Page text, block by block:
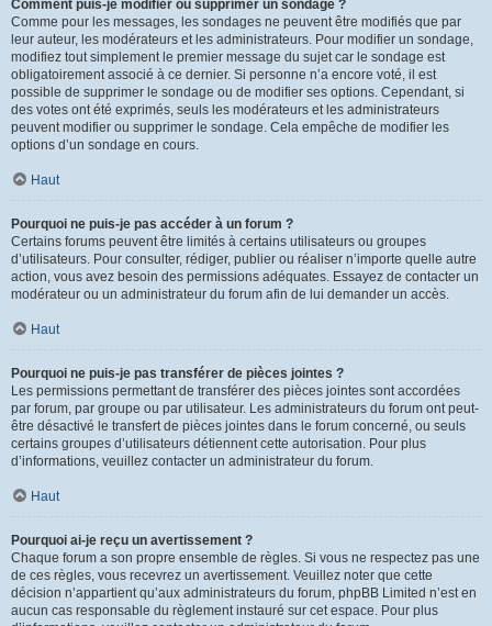
Comment puis-je modifier ou supprimer un sondage ?
Comme pour les messages, les sondages ne peuvent être modifiés que par
leur auteur, les modérateurs et les administrateurs. Pour modifier un sondage,
modifiez tout simplement le premier message du sujet car le sondage est
obligatoirement associé à ce dernier. Si personne n’a encore voté, il est
possible de supprimer le sondage ou de modifier ses options. Cependant, si
des votes ont été exprimés, seuls les modérateurs et les administrateurs
peuvent modifier ou supprimer le sondage. Cela empêche de modifier les
options d’un sondage en cours.
Haut
Pourquoi ne puis-je pas accéder à un forum ?
Certains forums peuvent être limités à certains utilisateurs ou groupes
d’utilisateurs. Pour consulter, rédiger, publier ou réaliser n’importe quelle autre
action, vous avez besoin des permissions adéquates. Essayez de contacter un
modérateur ou un administrateur du forum afin de lui demander un accès.
Haut
Pourquoi ne puis-je pas transférer de pièces jointes ?
Les permissions permettant de transférer des pièces jointes sont accordées
par forum, par groupe ou par utilisateur. Les administrateurs du forum ont peut-
être désactivé le transfert de pièces jointes dans le forum concerné, ou seuls
certains groupes d’utilisateurs détiennent cette autorisation. Pour plus
d’informations, veuillez contacter un administrateur du forum.
Haut
Pourquoi ai-je reçu un avertissement ?
Chaque forum a son propre ensemble de règles. Si vous ne respectez pas une
de ces règles, vous recevrez un avertissement. Veuillez noter que cette
décision n’appartient qu’aux administrateurs du forum, phpBB Limited n’est en
aucun cas responsable du règlement instauré sur cet espace. Pour plus